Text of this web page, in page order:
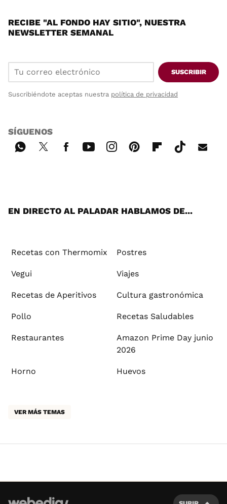
RECIBE "AL FONDO HAY SITIO", NUESTRA
NEWSLETTER SEMANAL
SUSCRIBIR
Suscribiéndote aceptas nuestra política de privacidad
SÍGUENOS
EN DIRECTO AL PALADAR HABLAMOS DE...
Recetas con Thermomix Postres
Vegui Viajes
Recetas de Aperitivos Cultura gastronómica
Pollo Recetas Saludables
Restaurantes
Amazon Prime Day junio
2026
Horno Huevos
VER MÁS TEMAS